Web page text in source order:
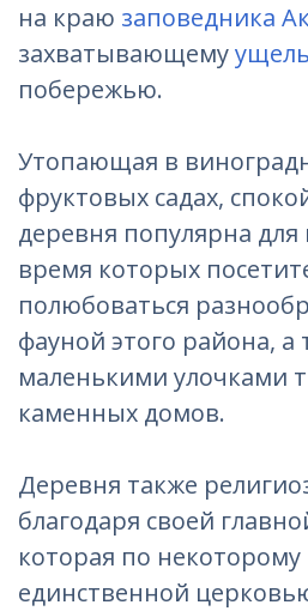
на краю заповедника
захватывающему
побережью.
Утопающая в
фруктовых садах,
деревня популярна для
время которых
полюбоваться
фауной этого района, а
маленькими улочками
каменных домов.
Деревня также
благодаря своей
которая по
единственной